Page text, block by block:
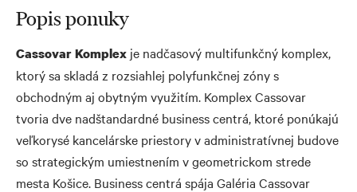
Popis ponuky
Cassovar Komplex je nadčasový multifunkčný komplex,
ktorý sa skladá z rozsiahlej polyfunkčnej zóny s
obchodným aj obytným využitím. Komplex Cassovar
tvoria dve nadštandardné business centrá, ktoré ponúkajú
veľkorysé kancelárske priestory v administratívnej budove
so strategickým umiestnením v geometrickom strede
mesta Košice. Business centrá spája Galéria Cassovar